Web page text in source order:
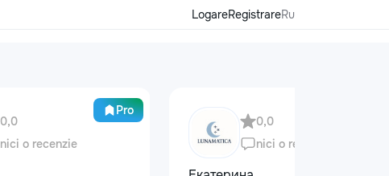
LogareRegistrareRu
Pro
0,0
nici o recenzie
0,0
nici o recenzie